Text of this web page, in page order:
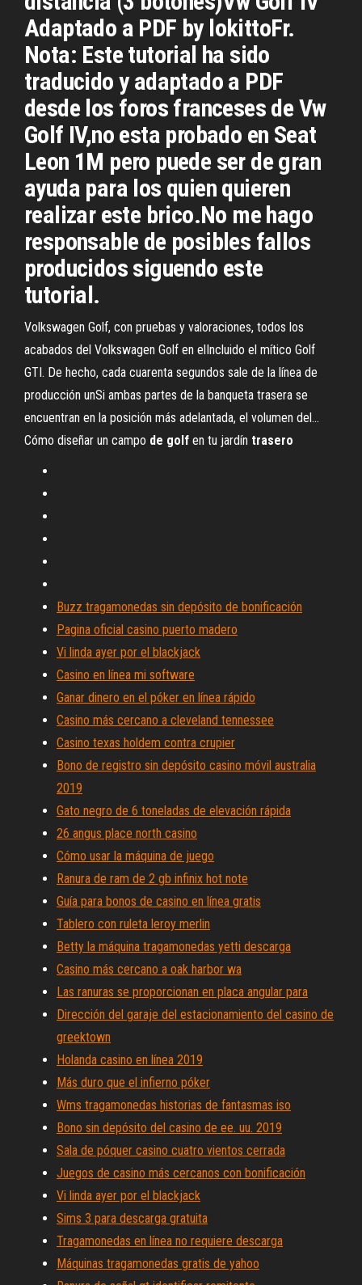
Adaptado a PDF by lokittoFr.
Nota: Este tutorial ha sido
traducido y adaptado a PDF
desde los foros franceses de Vw
Golf IV,no esta probado en Seat
Leon 1M pero puede ser de gran
ayuda para los quien quieren
realizar este brico.No me hago
responsable de posibles fallos
producidos siguendo este
tutorial.
Volkswagen Golf, con pruebas y valoraciones, todos los
acabados del Volkswagen Golf en elIncluido el mítico Golf
GTI. De hecho, cada cuarenta segundos sale de la línea de
producción unSi ambas partes de la banqueta trasera se
encuentran en la posición más adelantada, el volumen del...
Cómo diseñar un campo de golf en tu jardín trasero
Buzz tragamonedas sin depósito de bonificación
Pagina oficial casino puerto madero
Vi linda ayer por el blackjack
Casino en línea mi software
Ganar dinero en el póker en línea rápido
Casino más cercano a cleveland tennessee
Casino texas holdem contra crupier
Bono de registro sin depósito casino móvil australia
2019
Gato negro de 6 toneladas de elevación rápida
26 angus place north casino
Cómo usar la máquina de juego
Ranura de ram de 2 gb infinix hot note
Guía para bonos de casino en línea gratis
Tablero con ruleta leroy merlin
Betty la máquina tragamonedas yetti descarga
Casino más cercano a oak harbor wa
Las ranuras se proporcionan en placa angular para
Dirección del garaje del estacionamiento del casino de
greektown
Holanda casino en línea 2019
Más duro que el infierno póker
Wms tragamonedas historias de fantasmas iso
Bono sin depósito del casino de ee. uu. 2019
Sala de póquer casino cuatro vientos cerrada
Juegos de casino más cercanos con bonificación
Vi linda ayer por el blackjack
Sims 3 para descarga gratuita
Tragamonedas en línea no requiere descarga
Máquinas tragamonedas gratis de yahoo